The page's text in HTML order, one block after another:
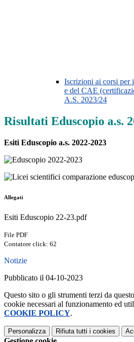
Iscrizioni ai corsi per
e del CAE
A.S. 2023/24
Risultati Eduscopio a.s.
Esiti Eduscopio a.s. 2022-2023
Allegati
Esiti Eduscopio 22-23.pdf
File PDF
Contatore click: 62
Notizie
Pubblicato il 04-10-2023
Questo sito o gli strumenti terzi da
cookie necessari al funzionamento ed
COOKIE POLICY.
Personalizza Rifiuta tutti i cookies